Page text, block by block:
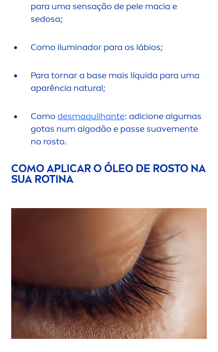
para uma sensação de pele macia e
sedosa;
Como iluminador para os lábios;
Para tornar a base mais líquida para uma
aparência natural;
Como desmaquilhante: adicione algumas
gotas num algodão e passe suavemente
no rosto.
COMO APLICAR O ÓLEO DE ROSTO NA
SUA ROTINA